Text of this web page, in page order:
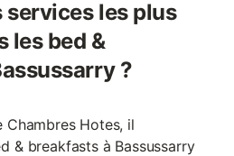
services les plus
les bed &
?
Hotes, il
& breakfasts à Bassussarry